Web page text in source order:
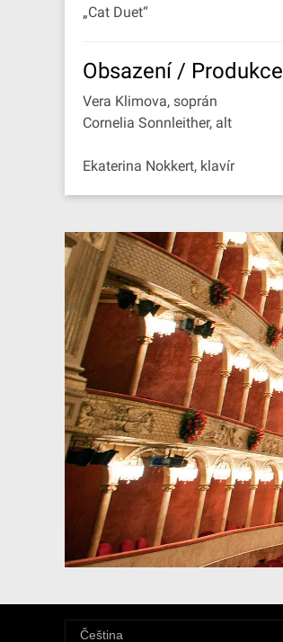
„Cat Duet“
Obsazení / Produkce
Vera Klimova, soprán
Cornelia Sonnleither, alt
Ekaterina Nokkert, klavír